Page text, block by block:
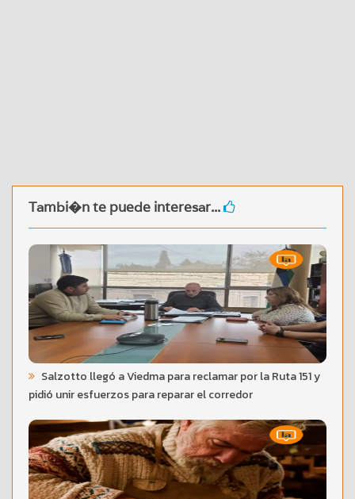
Tambi�n te puede interesar...
Salzotto llegó a Viedma para reclamar por la Ruta 151 y
pidió unir esfuerzos para reparar el corredor